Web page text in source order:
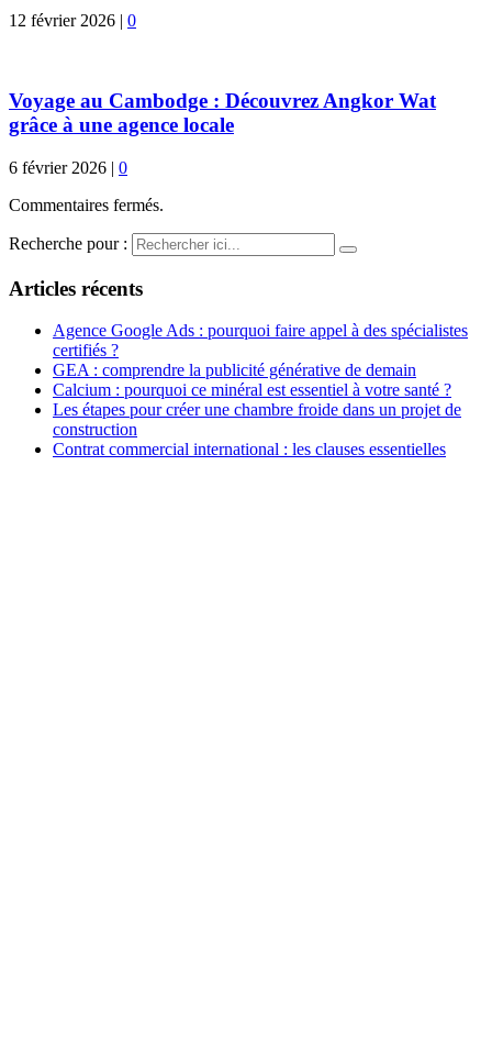
12 février 2026 | 0
Voyage au Cambodge : Découvrez Angkor Wat
grâce à une agence locale
6 février 2026 | 0
Commentaires fermés.
Recherche pour :
Articles récents
Agence Google Ads : pourquoi faire appel à des spécialistes
certifiés ?
GEA : comprendre la publicité générative de demain
Calcium : pourquoi ce minéral est essentiel à votre santé ?
Les étapes pour créer une chambre froide dans un projet de
construction
Contrat commercial international : les clauses essentielles